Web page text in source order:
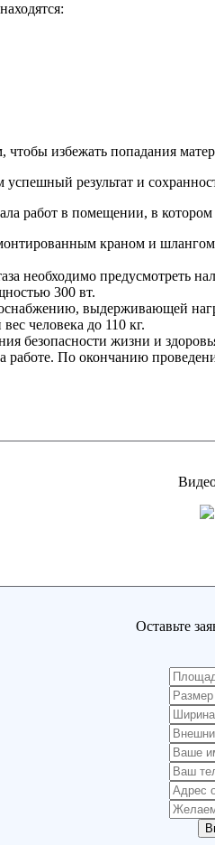
избежать попадания
результат и
работ в помещении, в котором
краном и шлангом
необходимо предусмотреть
300 вт.
выдерживающей
человека до 110 кг.
безопасности жизни и
По окончанию
Оставьте